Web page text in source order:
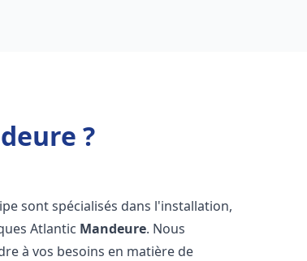
?
sont spécialisés dans l'installation,
Atlantic Mandeure. Nous
à vos besoins en matière de